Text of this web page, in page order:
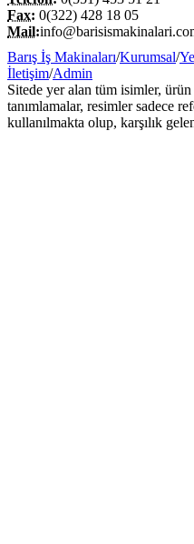
Fax: 0(322) 428 18 05
Mail:
Barış İş Makinaları/Kurumsal/
İletişim/Admin
Sitede yer alan tüm isimler,
tanımlamalar, resimler sadece
kullanılmakta olup, karşılık